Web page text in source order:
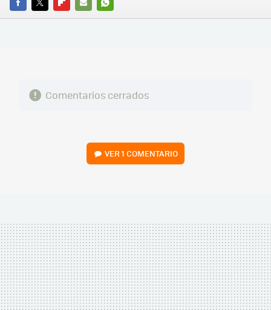
FACEBOOK
TWITTERFLIPBOARD
E-
WHATSAPP
Comentarios cerrados
VER1 COMENTARIO